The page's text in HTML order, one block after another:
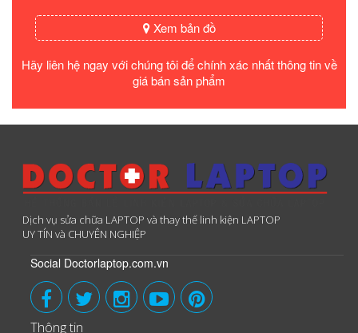
Xem bản đồ
Hãy liên hệ ngay với chúng tôi để chính xác nhất thông tin về
giá bán sản phẩm
Dịch vụ sửa chữa LAPTOP và thay thế linh kiện LAPTOP
UY TÍN và CHUYÊN NGHIỆP
Social Doctorlaptop.com.vn
Thông tin